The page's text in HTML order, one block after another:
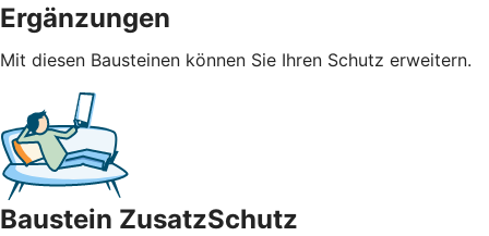
Ergänzungen
Mit diesen Bausteinen können Sie Ihren Schutz erweitern.
Baustein ZusatzSchutz